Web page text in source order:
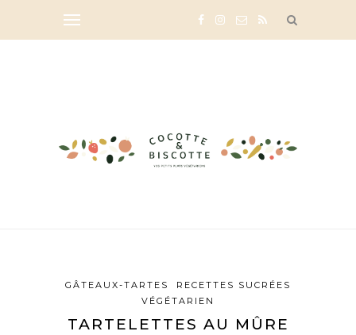
GÂTEAUX-TARTES
RECETTES SUCRÉES
VÉGÉTARIEN
TARTELETTES AU MÛRE